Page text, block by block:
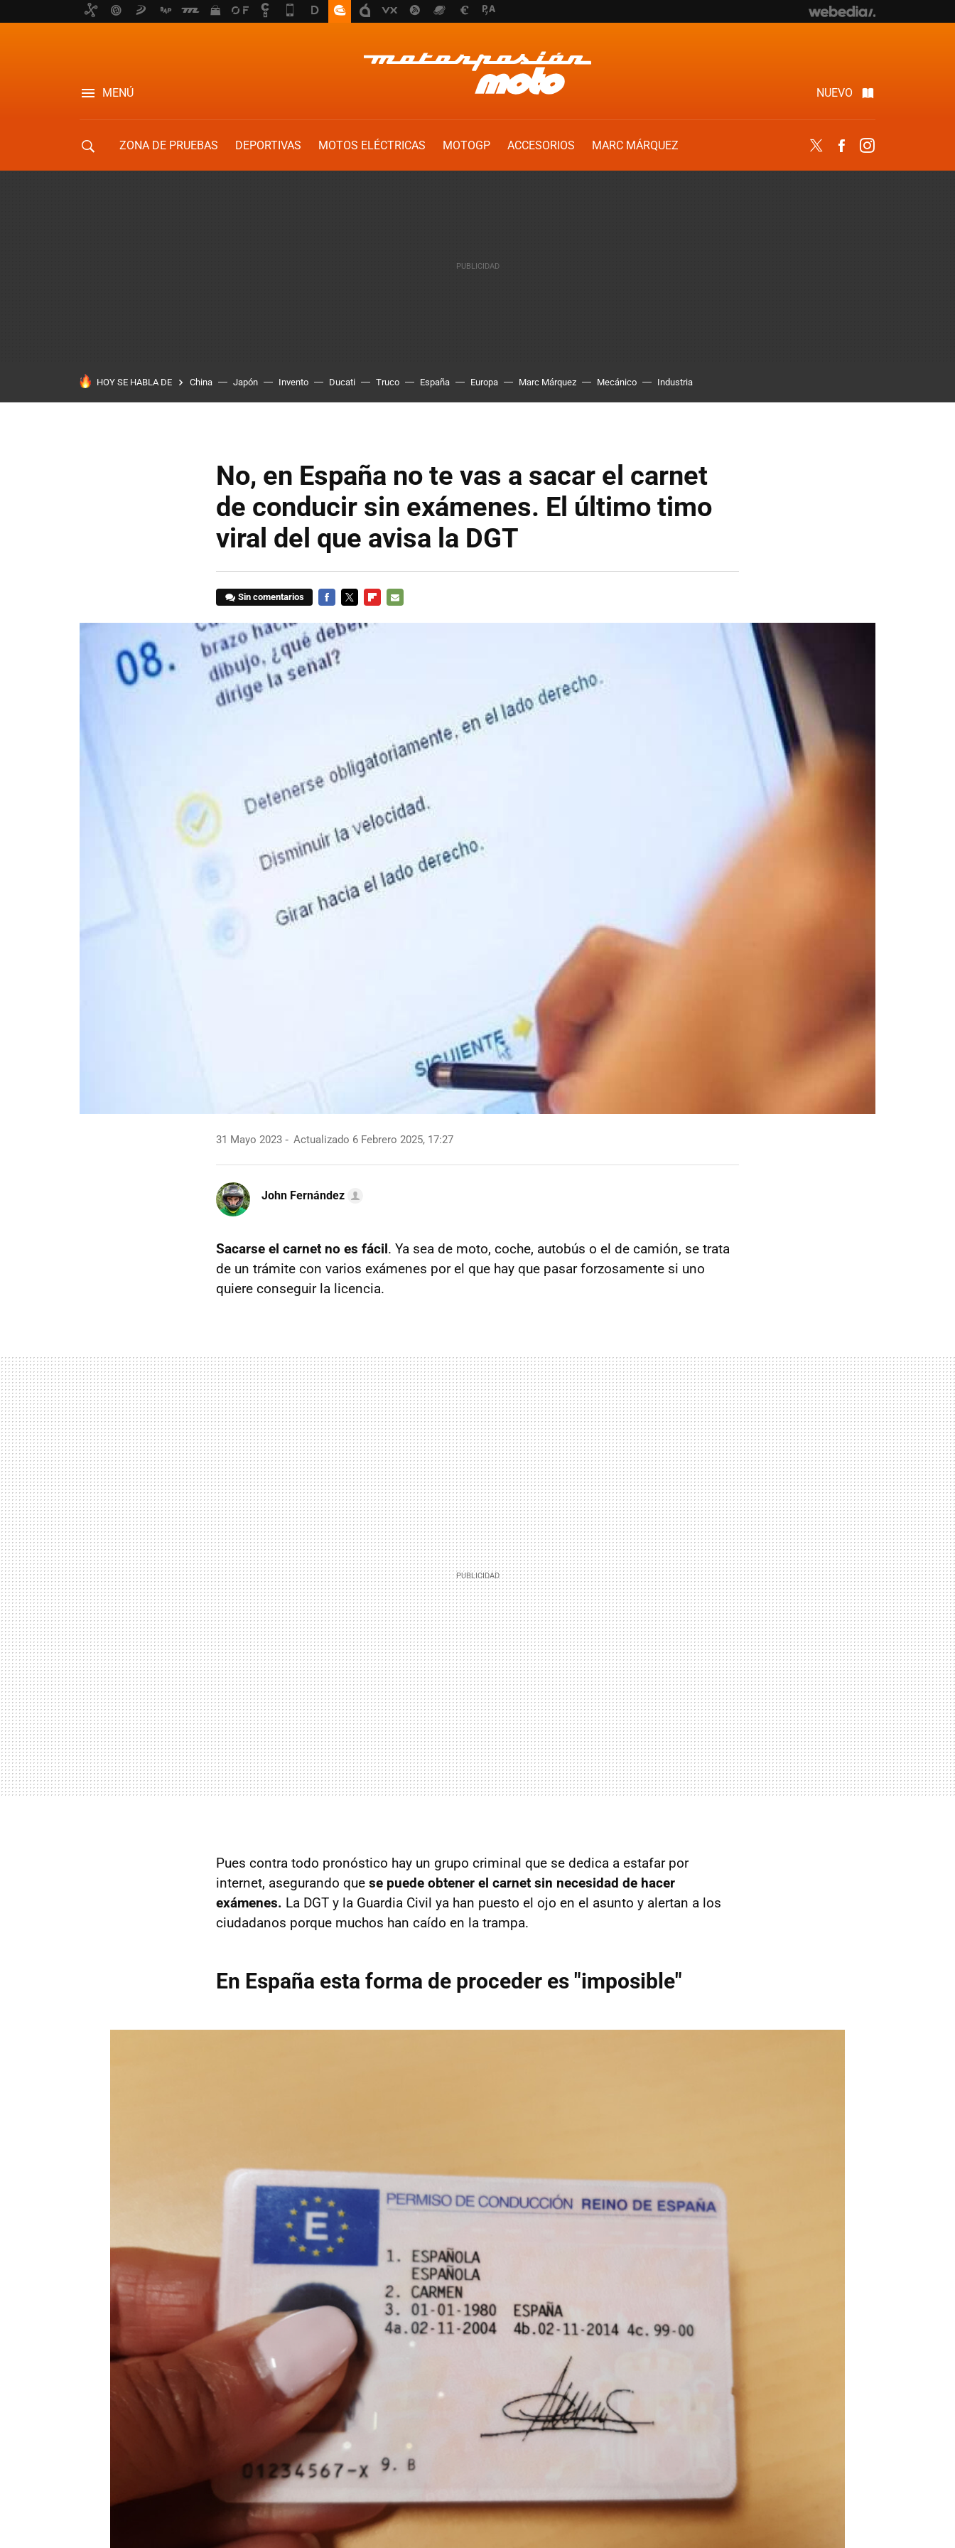
MENÚ NUEVO
ZONA DE PRUEBAS DEPORTIVAS MOTOS ELÉCTRICAS MOTOGP ACCESORIOS
MARC MÁRQUEZ
Twitter Facebook
HOY SE HABLA DE China Japón Invento Ducati Truco España Europa Marc Márquez Mecánico Industria
No, en España no te vas a sacar el carnet
de conducir sin exámenes. El último timo
viral del que avisa la DGT
Sin comentarios
31 Mayo 2023 Actualizado 6 Febrero 2025, 17:27
John Fernández
Sacarse el carnet no es fácil. Ya sea de moto, coche, autobús o el de camión, se trata
de un trámite con varios exámenes por el que hay que pasar forzosamente si uno
quiere conseguir la licencia.
Pues contra todo pronóstico hay un grupo criminal que se dedica a estafar por
internet, asegurando que se puede obtener el carnet sin necesidad de hacer
exámenes. La DGT y la Guardia Civil ya han puesto el ojo en el asunto y alertan a los
ciudadanos porque muchos han caído en la trampa.
En España esta forma de proceder es "imposible"